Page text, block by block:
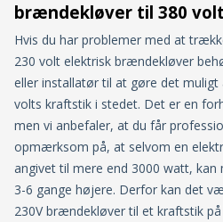
brændekløver til 380
Hvis du har problemer med at
230 volt elektrisk brændekløver
eller installatør til at gøre det
volts kraftstik i stedet. Det er en
men vi anbefaler, at du får
opmærksom på, at selvom en
angivet til mere end 3000 watt,
3-6 gange højere. Derfor kan det
230V brændekløver til et kraftstik